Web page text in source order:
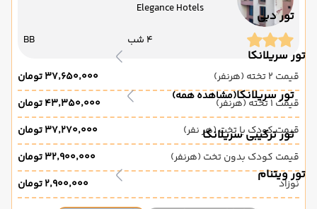
تور دبی
تور سریلانکا
تور سریلانکا(مشاهده همه)
تور ترکیبی سریلانکا
تور ویتنام
Elegance Hotels
4 شب BB
قیمت 2 تخته (هرنفر)
۳۷٬۶۵۰٬۰۰۰ تومان
قیمت 1 تخته (هرنفر)
۴۳٬۳۵۰٬۰۰۰ تومان
قیمت کودک با تخت (هر نفر)
۳۷٬۲۷۰٬۰۰۰ تومان
قیمت کودک بدون تخت (هرنفر)
۳۲٬۹۰۰٬۰۰۰ تومان
نوزاد
۲٬۹۰۰٬۰۰۰ تومان